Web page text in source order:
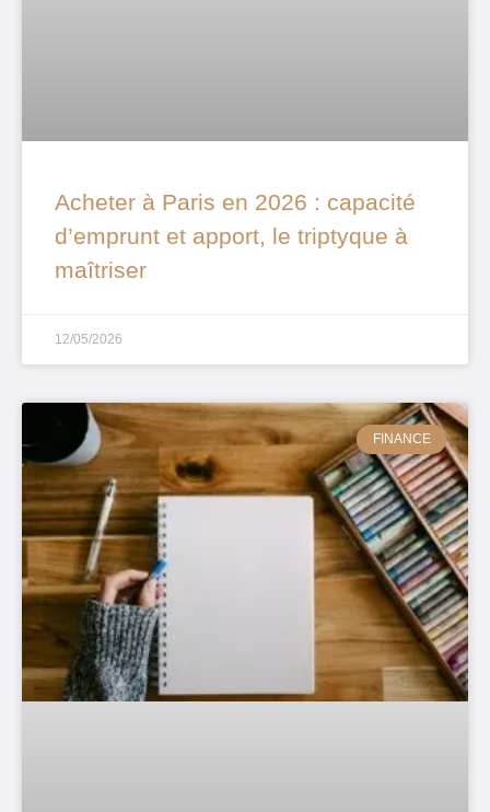
Acheter à Paris en 2026 : capacité
d’emprunt et apport, le triptyque à
maîtriser
12/05/2026
FINANCE